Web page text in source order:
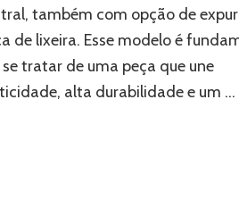
também com opção de
de lixeira. Esse modelo é
tratar de uma peça que une
alta durabilidade e um …